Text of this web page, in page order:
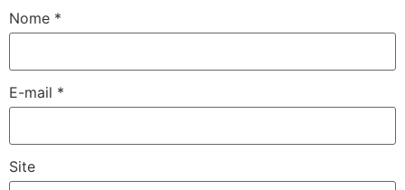
Nome *
E-mail *
Site